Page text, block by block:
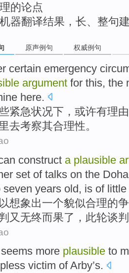
的论点
器翻译结果，长、整句
原声例句 权威例句
certain emergency
argument for this, the
here.
紧急状况下 ， 或许有理由
去考察其合理性。
construct a plausible
set of talks on the Doha
seven years old, is of
想象出一个貌似合理的
又无终而果了，此轮谈判
seems more plausible to
victim ofArby’s.